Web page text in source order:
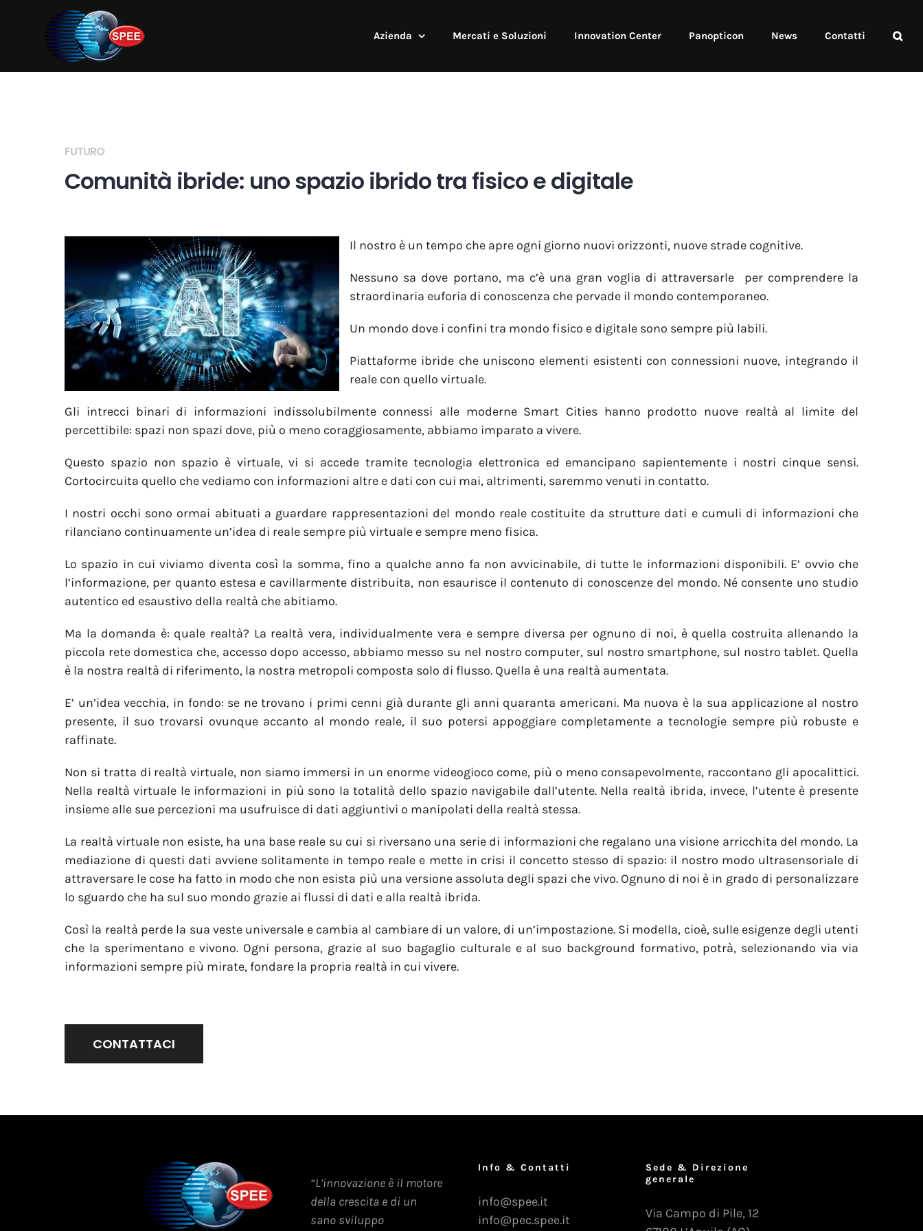
contenuto
Azienda Mercati e Soluzioni Innovation Center Panopticon News Contatti
FUTURO
Comunità ibride: uno spazio ibrido tra fisico e digitale
Il nostro è un tempo che apre ogni giorno nuovi orizzonti, nuove strade cognitive.
Nessuno sa dove portano, ma c’è una gran voglia di attraversarle
per comprendere la
straordinaria euforia di conoscenza che pervade il mondo contemporaneo.
Un mondo dove i confini tra mondo fisico e digitale sono sempre più labili.
Piattaforme ibride che uniscono elementi esistenti con connessioni nuove, integrando il
reale con quello virtuale.
Gli intrecci binari di informazioni indissolubilmente connessi alle moderne Smart Cities hanno prodotto nuove realtà al limite del
percettibile: spazi non spazi dove, più o meno coraggiosamente, abbiamo imparato a vivere.
Questo spazio non spazio è virtuale, vi si accede tramite tecnologia elettronica ed emancipano sapientemente i nostri cinque sensi.
Cortocircuita quello che vediamo con informazioni altre e dati con cui mai, altrimenti, saremmo venuti in contatto.
I nostri occhi sono ormai abituati a guardare rappresentazioni del mondo reale costituite da strutture dati e cumuli di informazioni che
rilanciano continuamente un’idea di reale sempre più virtuale e sempre meno fisica.
Lo spazio in cui viviamo diventa così la somma, fino a qualche anno fa non avvicinabile, di tutte le informazioni disponibili. E’ ovvio che
l’informazione, per quanto estesa e cavillarmente distribuita, non esaurisce il contenuto di conoscenze del mondo. Né consente uno studio
autentico ed esaustivo della realtà che abitiamo.
Ma la domanda è: quale realtà? La realtà vera, individualmente vera e sempre diversa per ognuno di noi, è quella costruita allenando la
piccola rete domestica che, accesso dopo accesso, abbiamo messo su nel nostro computer, sul nostro smartphone, sul nostro tablet. Quella
è la nostra realtà di riferimento, la nostra metropoli composta solo di flusso. Quella è una realtà aumentata.
E’ un’idea vecchia, in fondo: se ne trovano i primi cenni già durante gli anni quaranta americani. Ma nuova è la sua applicazione al nostro
presente, il suo trovarsi ovunque accanto al mondo reale, il suo potersi appoggiare completamente a tecnologie sempre più robuste e
raffinate.
Non si tratta di realtà virtuale, non siamo immersi in un enorme videogioco come, più o meno consapevolmente, raccontano gli apocalittici.
Nella realtà virtuale le informazioni in più sono la totalità dello spazio navigabile dall’utente. Nella realtà ibrida, invece, l’utente è presente
insieme alle sue percezioni ma usufruisce di dati aggiuntivi o manipolati della realtà stessa.
La realtà virtuale non esiste, ha una base reale su cui si riversano una serie di informazioni che regalano una visione arricchita del mondo. La
mediazione di questi dati avviene solitamente in tempo reale e mette in crisi il concetto stesso di spazio: il nostro modo ultrasensoriale di
attraversare le cose ha fatto in modo che non esista più una versione assoluta degli spazi che vivo. Ognuno di noi è in grado di personalizzare
lo sguardo che ha sul suo mondo grazie ai flussi di dati e alla realtà ibrida.
Così la realtà perde la sua veste universale e cambia al cambiare di un valore, di un’impostazione. Si modella, cioè, sulle esigenze degli utenti
che la sperimentano e vivono. Ogni persona, grazie al suo bagaglio culturale e al suo background formativo, potrà, selezionando via via
informazioni sempre più mirate, fondare la propria realtà in cui vivere.
CONTATTACI
“L’innovazione è il motore
della crescita e di un
sano sviluppo
Info & Contatti
info@spee.it
info@pec.spee.it
Sede & Direzione
generale
Via Campo di Pile, 12